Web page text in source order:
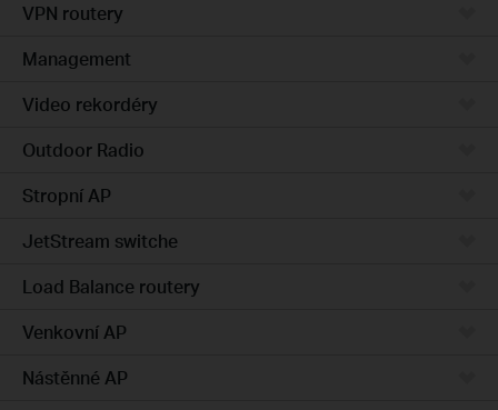
VPN routery
Management
Video rekordéry
Outdoor Radio
Stropní AP
JetStream switche
Load Balance routery
Venkovní AP
Nástěnné AP